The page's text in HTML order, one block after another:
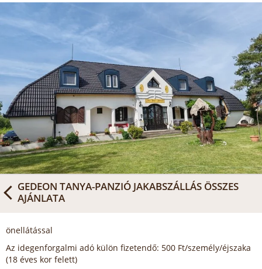
GEDEON TANYA-PANZIÓ JAKABSZÁLLÁS ÖSSZES
AJÁNLATA
önellátással
Az idegenforgalmi adó külön fizetendő: 500 Ft/személy/éjszaka
(18 éves kor felett)